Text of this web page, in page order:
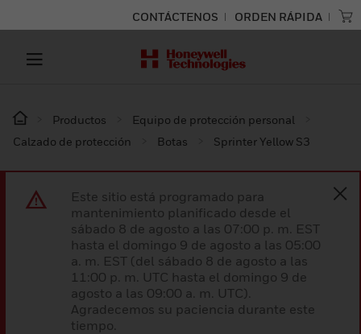
CONTÁCTENOS ORDEN RÁPIDA
Productos
Equipo de protección personal
Calzado de protección
Botas Sprinter Yellow S3
Este sitio está programado para
mantenimiento planificado desde el
sábado 8 de agosto a las 07:00 p. m. EST
hasta el domingo 9 de agosto a las 05:00
a. m. EST (del sábado 8 de agosto a las
11:00 p. m. UTC hasta el domingo 9 de
agosto a las 09:00 a. m. UTC).
Agradecemos su paciencia durante este
tiempo.